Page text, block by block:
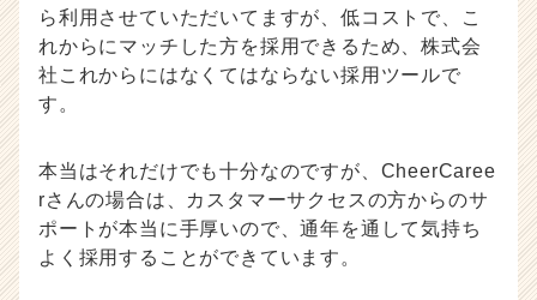
ら利用させていただいてますが、低コストで、こ
れからにマッチした方を採用できるため、株式会
社これからにはなくてはならない採用ツールで
す。
本当はそれだけでも十分なのですが、CheerCaree
rさんの場合は、カスタマーサクセスの方からのサ
ポートが本当に手厚いので、通年を通して気持ち
よく採用することができています。